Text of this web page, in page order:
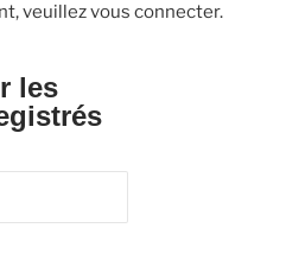
veuillez vous connecter.
les